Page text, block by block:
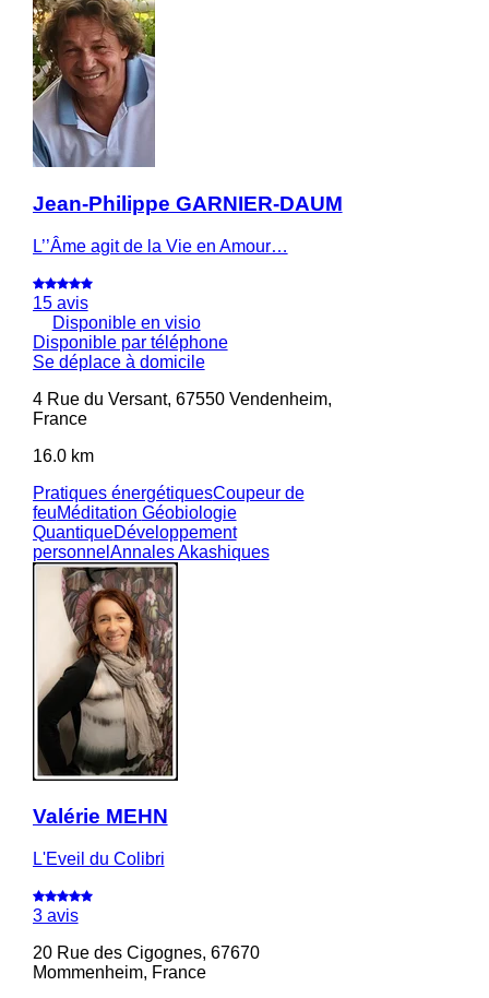
Jean-Philippe GARNIER-DAUM
L’’Âme agit de la Vie en Amour…
15 avis
Disponible en visio
Disponible par téléphone
Se déplace à domicile
4 Rue du Versant, 67550 Vendenheim,
France
16.0 km
Pratiques énergétiquesCoupeur de
feuMéditation Géobiologie
QuantiqueDéveloppement
personnel Annales Akashiques
Valérie MEHN
L'Eveil du Colibri
3 avis
20 Rue des Cigognes, 67670
Mommenheim, France